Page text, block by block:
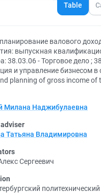
Table
валового
выпускная
38.03.06 - Торговое дело ;
и управление бизнесом в
planning of gross income of
Милана Наджибулаевна
Татьяна Владимировна
Сергеевич
политехнический